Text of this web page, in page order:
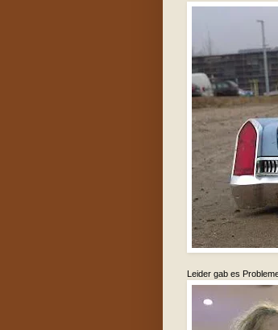
Leider gab es